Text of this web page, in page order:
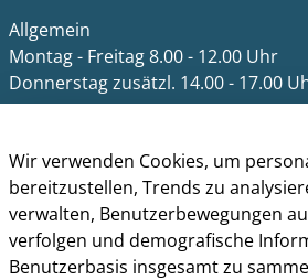
Allgemein
Montag - Freitag 8.00 - 12.00 Uhr
Donnerstag zusätzl. 14.00 - 17.00
Montag 8.00 - 16.00 Uhr
Dienstag 8.00 - 16.00 Uhr
Mittwoch 7.00 - 12.30 Uhr
Donnerstag 9.00 - 18.00 Uhr
Freitag 8.00 - 12.30 Uhr
Wir verwenden Cookies, um
bereitzustellen, Trends zu
verwalten, Benutzerbewegungen
verfolgen und demografische
Benutzerbasis insgesamt zu